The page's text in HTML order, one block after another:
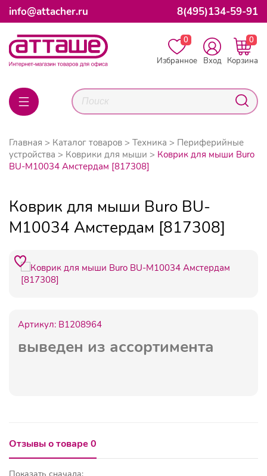
info@attacher.ru 8(495)134-59-91
0
Избранное
Вход
0
Корзина
Главная Каталог товаров Техника
Периферийные
устройства
Коврики для мыши
Коврик для мыши Buro
BU-M10034 Амстердам [817308]
Коврик для мыши Buro BU-
M10034 Амстердам [817308]
Артикул: B1208964
выведен из ассортимента
Отзывы о товаре 0
Показать сначала: